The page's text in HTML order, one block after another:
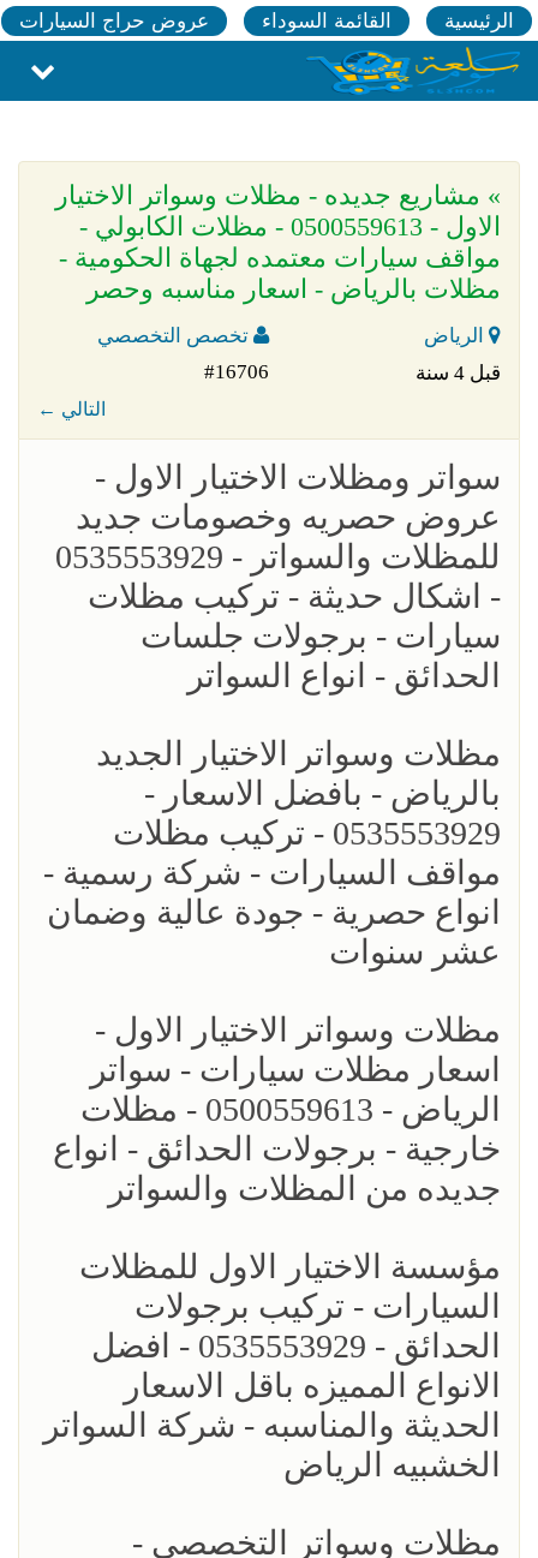
الرئيسية القائمة السوداء عروض حراج السيارات
» مشاريع جديده - مظلات وسواتر الاختيار
الاول - 0500559613 - مظلات الكابولي -
مواقف سيارات معتمده لجهاة الحكومية -
مظلات بالرياض - اسعار مناسبه وحصر
الرياض
تخصص التخصصي
قبل 4 سنة
#16706
← التالي
سواتر ومظلات الاختيار الاول -
عروض حصريه وخصومات جديد
للمظلات والسواتر - 0535553929
- اشكال حديثة - تركيب مظلات
سيارات - برجولات جلسات
الحدائق - انواع السواتر
مظلات وسواتر الاختيار الجديد
بالرياض - بافضل الاسعار -
0535553929 - تركيب مظلات
مواقف السيارات - شركة رسمية -
انواع حصرية - جودة عالية وضمان
عشر سنوات
مظلات وسواتر الاختيار الاول -
اسعار مظلات سيارات - سواتر
الرياض - 0500559613 - مظلات
خارجية - برجولات الحدائق - انواع
جديده من المظلات والسواتر
مؤسسة الاختيار الاول للمظلات
السيارات - تركيب برجولات
الحدائق - 0535553929 - افضل
الانواع المميزه باقل الاسعار
الحديثة والمناسبه - شركة السواتر
الخشبيه الرياض
مظلات وسواتر التخصصي -